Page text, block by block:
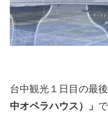
台中観光１日目の最
中オペラハウス）」